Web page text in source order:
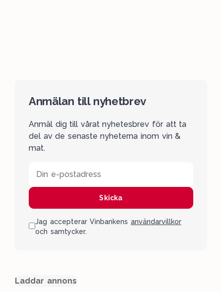
Anmälan till nyhetbrev
Anmäl dig till vårat nyhetesbrev för att ta
del av de senaste nyheterna inom vin &
mat.
Din e-postadress
Skicka
Jag accepterar Vinbankens användarvillkor
och samtycker.
Laddar annons